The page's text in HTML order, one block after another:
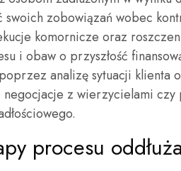
swoich zobowiązań wobec
komornicze oraz
i obaw o przyszłość
analizę sytuacji klienta
negocjacje z wierzycielami
procesu